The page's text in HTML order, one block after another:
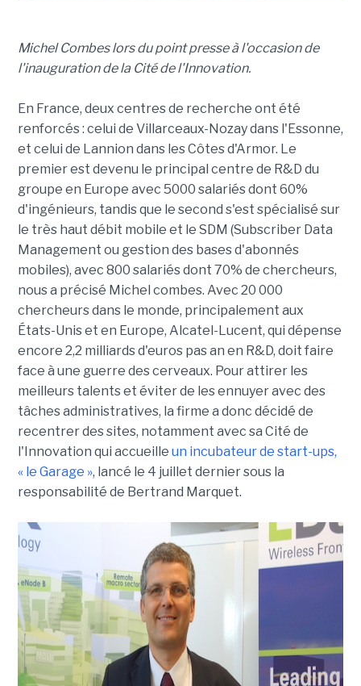
Michel Combes lors du point presse à l'occasion de
l'inauguration de la Cité de l'Innovation.
En France, deux centres de recherche ont été
renforcés : celui de Villarceaux-Nozay dans l'Essonne,
et celui de Lannion dans les Côtes d'Armor. Le
premier est devenu le principal centre de R&D du
groupe en Europe avec 5000 salariés dont 60%
d'ingénieurs, tandis que le second s'est spécialisé sur
le très haut débit mobile et le SDM (Subscriber Data
Management ou gestion des bases d'abonnés
mobiles), avec 800 salariés dont 70% de chercheurs,
nous a précisé Michel combes. Avec 20 000
chercheurs dans le monde, principalement aux
États-Unis et en Europe, Alcatel-Lucent, qui dépense
encore 2,2 milliards d'euros pas an en R&D, doit faire
face à une guerre des cerveaux. Pour attirer les
meilleurs talents et éviter de les ennuyer avec des
tâches administratives, la firme a donc décidé de
recentrer des sites, notamment avec sa Cité de
l'Innovation qui accueille un incubateur de start-ups,
« le Garage », lancé le 4 juillet dernier sous la
responsabilité de Bertrand Marquet.